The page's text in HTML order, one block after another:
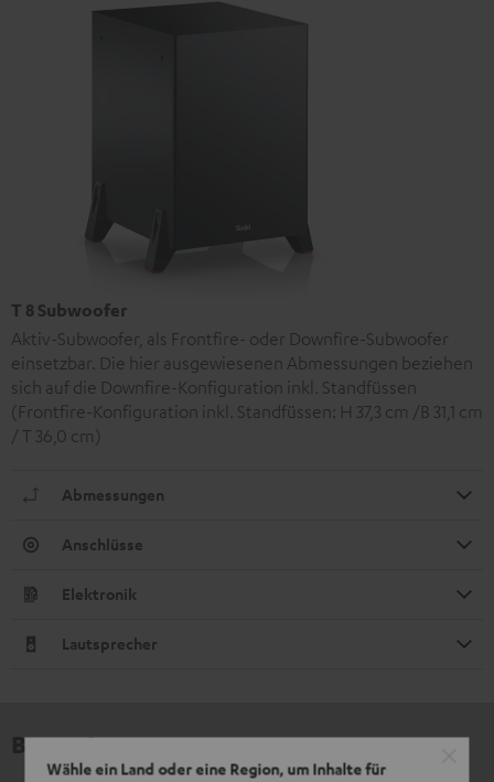
Wähle ein Land oder eine Region, um Inhalte für
T 8 Subwoofer
Aktiv-Subwoofer, als Frontfire- oder Downfire-Subwoofer
einsetzbar. Die hier ausgewiesenen Abmessungen beziehen
sich auf die Downfire-Konfiguration inkl. Standfüssen
(Frontfire-Konfiguration inkl. Standfüssen: H 37,3 cm /B 31,1 cm
/ T 36,0 cm)
Abmessungen
Anschlüsse
Elektronik
Lautsprecher
Bewertungen